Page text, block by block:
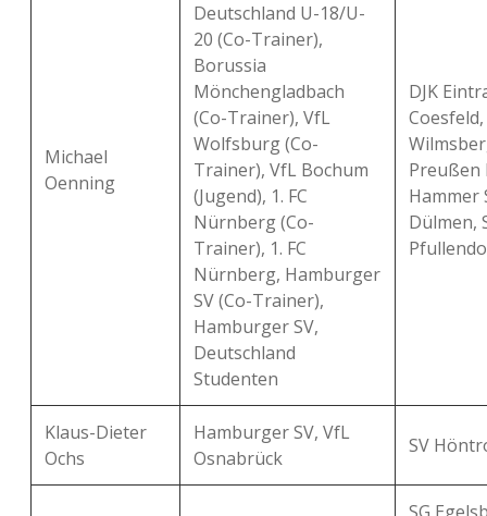
Michael
Oenning
Deutschland U-18/U-
20 (Co-Trainer),
Borussia
Mönchengladbach
(Co-Trainer), VfL
Wolfsburg (Co-
Trainer), VfL Bochum
(Jugend), 1. FC
Nürnberg (Co-
Trainer), 1. FC
Nürnberg, Hamburger
SV (Co-Trainer),
Hamburger SV,
Deutschland
Studenten
DJK
Coesfeld,
Preußen
Hammer
Dülmen,
Klaus-Dieter
Ochs
Hamburger SV, VfL
Osnabrück
SV